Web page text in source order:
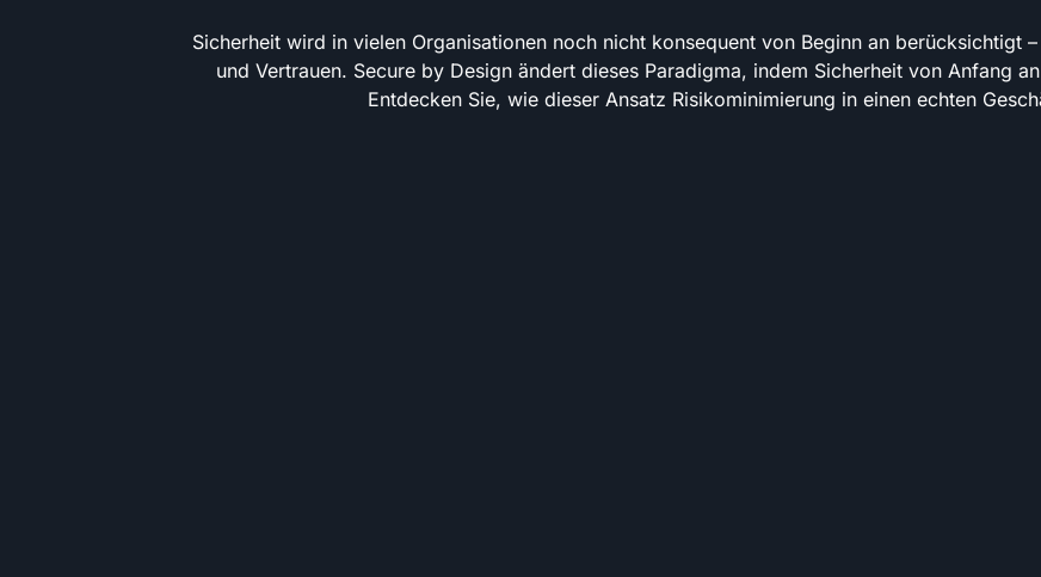
Sicherheit wird in vielen Organisationen noch nicht konsequent von Beginn an berücksichtigt
und Vertrauen. Secure by Design ändert dieses Paradigma, indem Sicherheit von Anfang
Entdecken Sie, wie dieser Ansatz Risikominimierung in einen echten